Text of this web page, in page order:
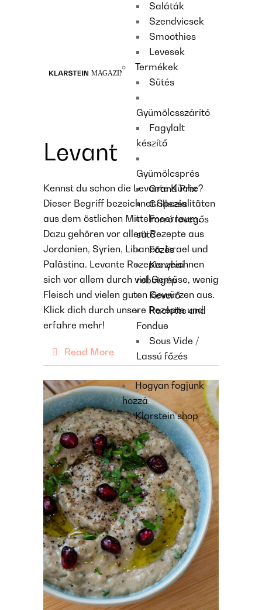
Saláták
Szendvicsek
Smoothies
Levesek
Termékek
Sütés
Gyümölcsszárító
Fagylalt
készítő
Gyümölcsprés
Grand Prix
Grillezés
Forró levegős
sütő
Főzés
Konyhai
robotgép
Keverő
Raclette and
Fondue
Sous Vide /
Lassú főzés
Hogyan fogjunk
hozzá
Klarstein shop
Levant
Kennst du schon die Levante Küche?
Dieser Begriff bezeichnet Spezialitäten
aus dem östlichen Mittelmeerraum.
Dazu gehören vor allem Rezepte aus
Jordanien, Syrien, Libanon, Israel und
Palästina. Levante Rezepte zeichnen
sich vor allem durch viel Gemüse, wenig
Fleisch und vielen guten Gewürzen aus.
Klick dich durch unsere Rezepte und
erfahre mehr!
Read More